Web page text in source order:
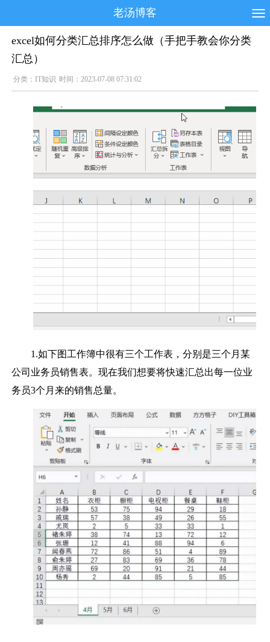
老汤博客
excel如何分类汇总排序怎么做（手把手教会你分类
汇总）
分类： IT知识 时间：2023-07-08 07:31:02
1.如下图工作簿中很有三个工作表，分别是三个月某
公司业务员销售表。现在我们想要将快速汇总出每一位业
务员3个月来的销售总量。